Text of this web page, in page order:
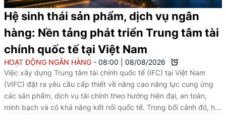
Hệ sinh thái sản phẩm, dịch vụ ngân
hàng: Nền tảng phát triển Trung tâm tài
chính quốc tế tại Việt Nam
HOẠT ĐỘNG NGÂN HÀNG 08:00
08/08/2026
Việc xây dựng Trung tâm tài chính quốc tế (IFC) tại Việt Nam
(VIFC) đặt ra yêu cầu cấp thiết về nâng cao năng lực cung ứng
các sản phẩm, dịch vụ tài chính theo hướng hiện đại, an toàn,
minh bạch và có khả năng kết nối quốc tế. Trong bối cảnh đó, hệ